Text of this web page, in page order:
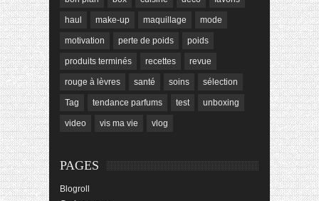
haul make-up maquillage mode
motivation perte de poids poids
produits terminés recettes revue
rouge à lèvres santé soins sélection
Tag tendance parfums test unboxing
video vis ma vie vlog
PAGES
Blogroll